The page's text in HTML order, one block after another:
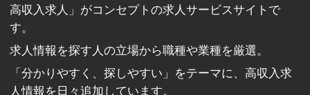
高収入求人」がコンセプトの求人サービスサイトで
す。
求人情報を探す人の立場から職種や業種を厳選。
「分かりやすく、探しやすい」をテーマに、高収入求
人情報を日々追加しています。